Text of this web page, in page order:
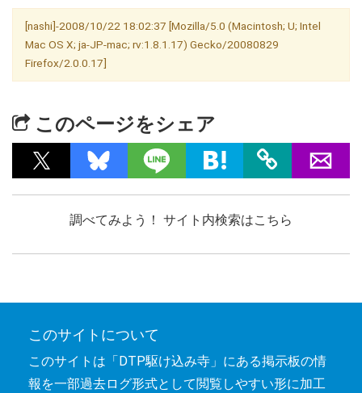
[nashi]-2008/10/22 18:02:37 [Mozilla/5.0 (Macintosh; U; Intel
Mac OS X; ja-JP-mac; rv:1.8.1.17) Gecko/20080829
Firefox/2.0.0.17]
このページをシェア
調べてみよう！ サイト内検索はこちら
このサイトについて
このサイトは「DTP駆け込み寺」にある掲示板の情
報を一部過去ログ形式として閲覧しやすい形に加工